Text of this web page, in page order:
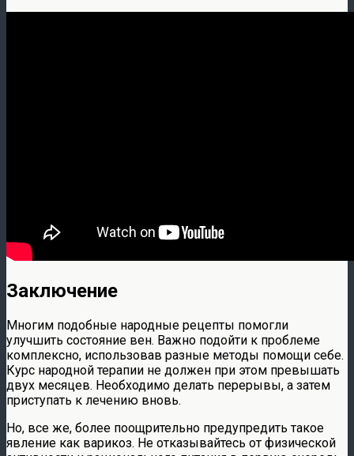
Заключение
Многим подобные народные рецепты помогли
улучшить состояние вен. Важно подойти к проблеме
комплексно, использовав разные методы помощи себе.
Курс народной терапии не должен при этом превышать
двух месяцев. Необходимо делать перерывы, а затем
приступать к лечению вновь.
Но, все же, более поощрительно предупредить такое
явление как варикоз. Не отказывайтесь от физической